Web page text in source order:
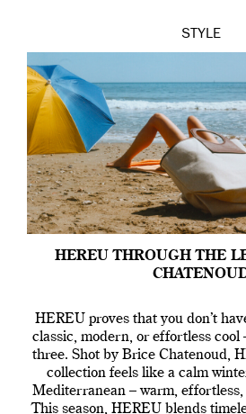
STYLE
HEREU THROUGH THE
HEREU proves that you don’t
classic, modern, or effortless cool
three. Shot by Brice Chatenoud,
collection feels like a calm
Mediterranean – warm,
This season, HEREU blends